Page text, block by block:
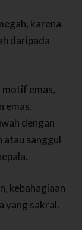
karena
daripada
motif emas,
emas.
dengan
atau sanggul
kebahagiaan
yang sakral.